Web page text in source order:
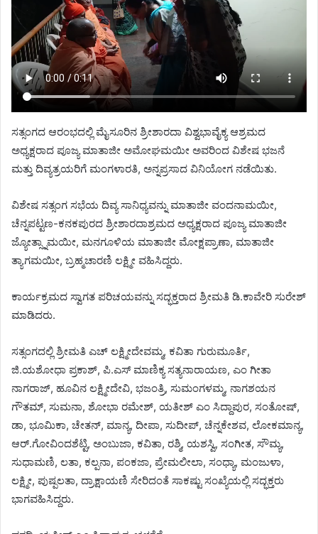
ಸತ್ಸಂಗದ ಆರಂಭದಲ್ಲಿ ಮೈಸೂರಿನ ಶ್ರೀಶಾರದಾ ವಿಶ್ವಭಾವೈಕ್ಯ ಆಶ್ರಮದ
ಅಧ್ಯಕ್ಷರಾದ ಪೂಜ್ಯ ಮಾತಾಜೀ ಅಮೋಘಮಯೀ ಅವರಿಂದ ವಿಶೇಷ ಭಜನೆ
ಮತ್ತು ದಿವ್ಯತ್ರಯರಿಗೆ ಮಂಗಳಾರತಿ, ಅನ್ನಪ್ರಸಾದ ವಿನಿಯೋಗ ನಡೆಯಿತು.
ವಿಶೇಷ ಸತ್ಸಂಗ ಸಭೆಯ ದಿವ್ಯ ಸಾನಿಧ್ಯವನ್ನು ಮಾತಾಜೀ ವಂದನಾಮಯೀ,
ಚೆನ್ನಪಟ್ಟಣ-ಕನಕಪುರದ ಶ್ರೀಶಾರದಾಶ್ರಮದ ಅಧ್ಯಕ್ಷರಾದ ಪೂಜ್ಯ ಮಾತಾಜೀ
ಜ್ಯೋತ್ಸ್ನಾಮಯೀ, ಮನಗೂಳಿಯ ಮಾತಾಜೀ ಮೋಕ್ಷಪ್ರಾಣಾ, ಮಾತಾಜೀ
ತ್ಯಾಗಮಯೀ, ಬ್ರಹ್ಮಚಾರಣಿ ಲಕ್ಷ್ಮೀ ವಹಿಸಿದ್ದರು.
ಕಾರ್ಯಕ್ರಮದ ಸ್ವಾಗತ ಪರಿಚಯವನ್ನು ಸದ್ಭಕ್ತರಾದ ಶ್ರೀಮತಿ ಡಿ.ಕಾವೇರಿ ಸುರೇಶ್
ಮಾಡಿದರು.
ಸತ್ಸಂಗದಲ್ಲಿ ಶ್ರೀಮತಿ ಎಚ್ ಲಕ್ಷ್ಮೀದೇವಮ್ಮ, ಕವಿತಾ ಗುರುಮೂರ್ತಿ,
ಜಿ.ಯಶೋಧಾ ಪ್ರಕಾಶ್, ಪಿ.ಎಸ್ ಮಾಣಿಕ್ಯ ಸತ್ಯನಾರಾಯಣ, ಎಂ ಗೀತಾ
ನಾಗರಾಜ್, ಹೂವಿನ ಲಕ್ಷ್ಮೀದೇವಿ, ಭಜಂತ್ರಿ, ಸುಮಂಗಳಮ್ಮ, ನಾಗಶಯನ
ಗೌತಮ್, ಸುಮನಾ, ಶೋಭಾ ರಮೇಶ್, ಯತೀಶ್ ಎಂ ಸಿದ್ದಾಪುರ, ಸಂತೋಷ್,
ಡಾ, ಭೂಮಿಕಾ, ಚೇತನ್, ಮಾನ್ಯ, ದೀಪಾ, ಸುದೀಪ್, ಚೆನ್ನಕೇಶವ, ಲೋಕಮಾನ್ಯ,
ಆರ್.ಗೋವಿಂದಶೆಟ್ಟಿ, ಅಂಬುಜಾ, ಕವಿತಾ, ರಶ್ಮಿ, ಯಶಸ್ವಿ, ಸಂಗೀತ, ಸೌಮ್ಯ,
ಸುಧಾಮಣಿ, ಲತಾ, ಕಲ್ಪನಾ, ಪಂಕಜಾ, ಪ್ರೇಮಲೀಲಾ, ಸಂಧ್ಯಾ, ಮಂಜುಳಾ,
ಲಕ್ಷ್ಮೀ, ಪುಷ್ಪಲತಾ, ದ್ರಾಕ್ಷಾಯಣಿ ಸೇರಿದಂತೆ ಸಾಕಷ್ಟು ಸಂಖ್ಯೆಯಲ್ಲಿ ಸದ್ಭಕ್ತರು
ಭಾಗವಹಿಸಿದ್ದರು.